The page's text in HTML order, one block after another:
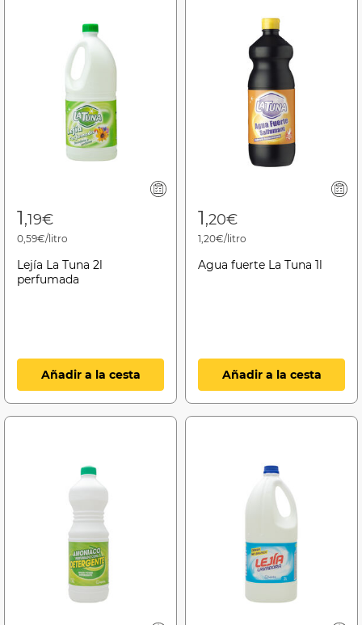
1,19€
0,59€/litro
Lejía La Tuna 2l
perfumada
Añadir a la cesta
1,20€
1,20€/litro
Agua fuerte La Tuna 1l
Añadir a la cesta